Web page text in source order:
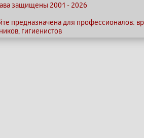
защищены 2001 - 2026
предназначена для профессионалов:
гигиенистов